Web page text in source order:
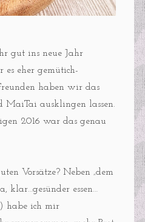
gut ins neue Jahr
es eher gemütich-
haben wir das
MaiTai ausklingen lassen.
2016 war das genau
Vorsätze? Neben „dem
klar…gesünder essen…
habe ich mir